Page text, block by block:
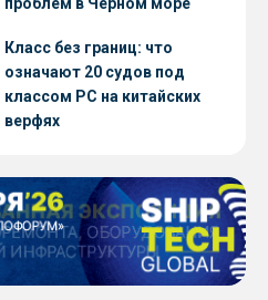
проблем в Черном море
Класс без границ: что
означают 20 судов под
классом РС на китайских
верфях